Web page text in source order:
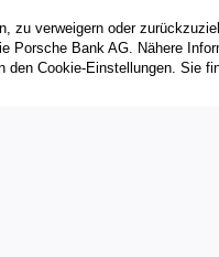
zu verweigern oder
Porsche Bank AG. Nähere
den Cookie-Einstellungen. Sie